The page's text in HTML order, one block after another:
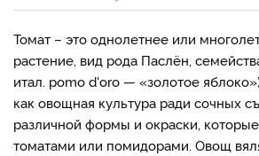
Томат – это однолетнее или
растение, вид рода Паслён,
итал. pomo d'oro — «золотое
как овощная культура ради сочных
различной формы и окраски,
томатами или помидорами. Овощ